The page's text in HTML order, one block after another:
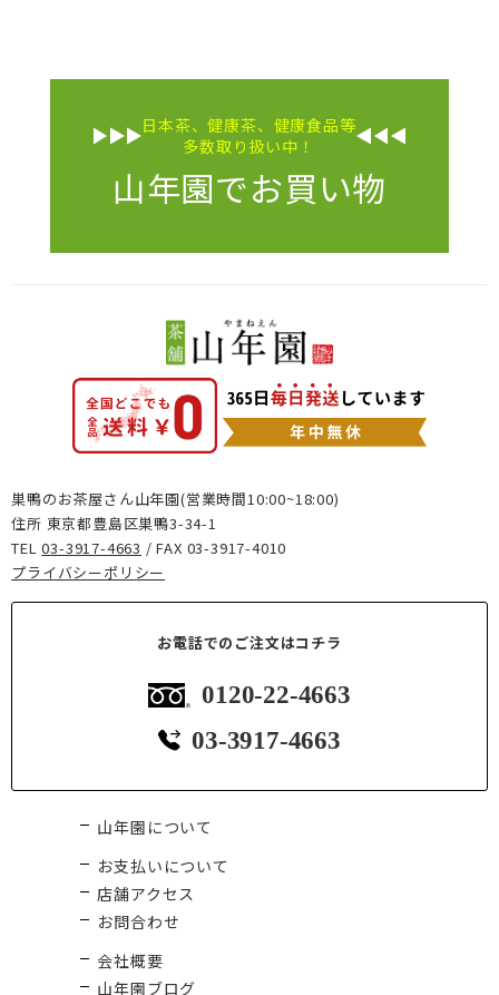
日本茶、健康茶、健康食品等
多数取り扱い中！
山年園でお買い物
巣鴨のお茶屋さん山年園(営業時間10:00~18:00)
住所 東京都豊島区巣鴨3-34-1
TEL03-3917-4663 / FAX 03-3917-4010
プライバシーポリシー
お電話でのご注文はコチラ
0120-22-4663
03-3917-4663
山年園について
お支払いについて
店舗アクセス
お問合わせ
会社概要
山年園ブログ